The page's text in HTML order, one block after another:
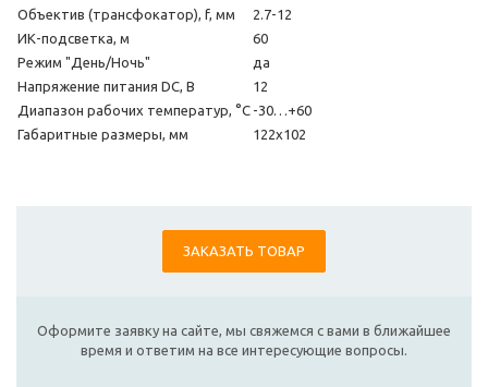
Объектив (трансфокатор), f, мм
2.7-12
ИК-подсветка, м
60
Режим "День/Ночь"
да
Напряжение питания DC, В
12
Диапазон рабочих температур, °С -30…+60
Габаритные размеры, мм
122х102
ЗАКАЗАТЬ ТОВАР
Оформите заявку на сайте, мы свяжемся с вами в ближайшее
время и ответим на все интересующие вопросы.